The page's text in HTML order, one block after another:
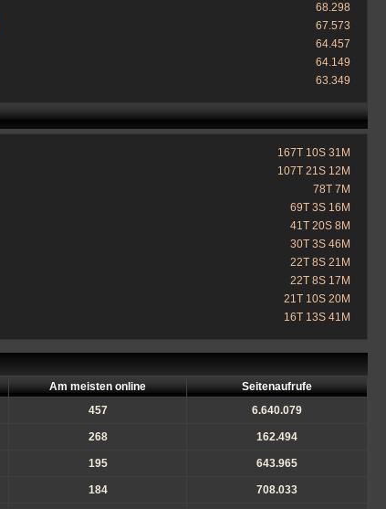
68.298
67.573
64.457
64.149
63.349
167T 10S 31M
107T 21S 12M
78T 7M
69T 3S 16M
41T 20S 8M
30T 3S 46M
22T 8S 21M
22T 8S 17M
21T 10S 20M
16T 13S 41M
Am meisten online Seitenaufrufe
457 6.640.079
268 162.494
195 643.965
184 708.033